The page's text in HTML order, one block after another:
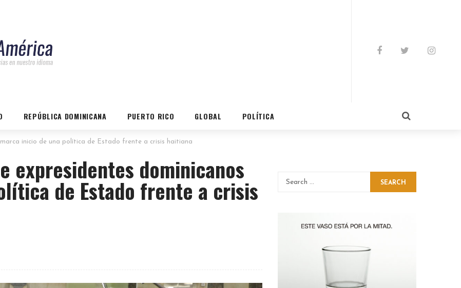
REPÚBLICA DOMINICANA PUERTO RICO GLOBAL POLÍTICA
inicio de una política de Estado frente a crisis haitiana
expresidentes dominicanos
de Estado frente a crisis SEARCH